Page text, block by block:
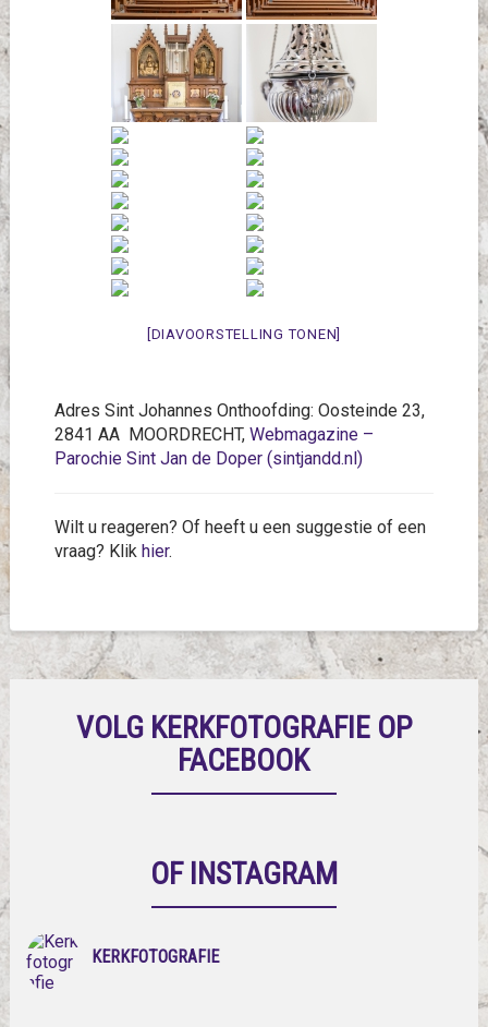
[DIAVOORSTELLING TONEN]
Adres Sint Johannes Onthoofding: Oosteinde 23,
2841 AA MOORDRECHT, Webmagazine –
Parochie Sint Jan de Doper (sintjandd.nl)
Wilt u reageren? Of heeft u een suggestie of een
vraag? Klik hier.
VOLG KERKFOTOGRAFIE OP
FACEBOOK
OF INSTAGRAM
KERKFOTOGRAFIE